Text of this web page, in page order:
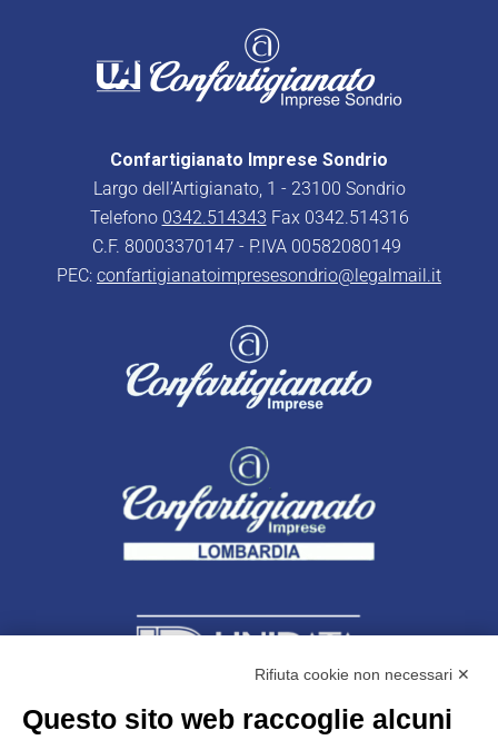
Confartigianato Imprese Sondrio
Largo dell’Artigianato, 1 - 23100 Sondrio
Telefono 0342.514343 Fax 0342.514316
C.F. 80003370147 - P.IVA 00582080149
PEC: confartigianatoimpresesondrio@legalmail.it
Rifiuta cookie non necessari ✕
Questo sito web raccoglie alcuni